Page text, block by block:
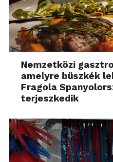
Nemzetközi
amelyre büszkék
Fragola
terjeszkedik